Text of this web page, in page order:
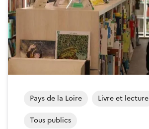
Pays de la Loire Livre et lecture
Tous publics